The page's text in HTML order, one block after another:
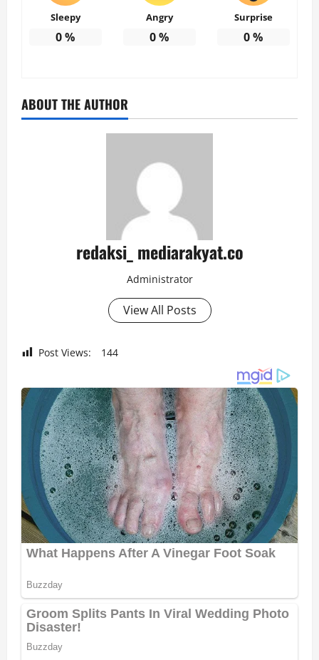
Sleepy
0%
Angry
0%
Surprise
0%
ABOUT THE AUTHOR
redaksi_ mediarakyat.co
Administrator
View All Posts
Post Views: 144